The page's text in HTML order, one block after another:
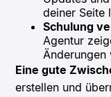
deiner Seite
Schulung
Agentur
Änderungen
Eine gute
erstellen und